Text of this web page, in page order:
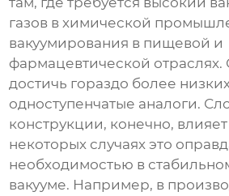
газов в химической
вакуумирования в пищевой и
фармацевтической
достичь гораздо более
одноступенчатые аналоги.
конструкции, конечно,
некоторых случаях это
необходимостью в
вакууме. Например, в